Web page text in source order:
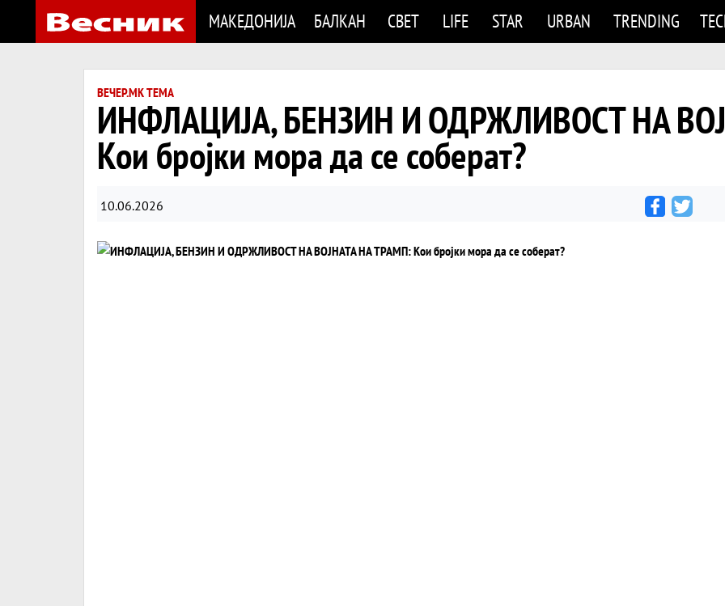
МАКЕДОНИЈА БАЛКАН СВЕТ LIFE STAR URBAN TRENDING
ВЕЧЕР.МК ТЕМА
ИНФЛАЦИЈА, БЕНЗИН И ОДРЖЛИВОСТ НА
Кои бројки мора да се соберат?
10.06.2026